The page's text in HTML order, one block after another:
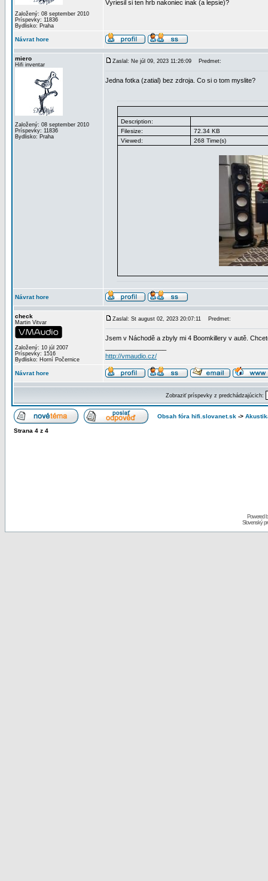
Založený: 08 september 2010
Príspevky: 11836
Bydlisko: Praha
Vyriesil si ten hrb nakoniec inak (a lepsie)?
Návrat hore
miero
Hifi inventar
Založený: 08 september 2010
Príspevky: 11836
Bydlisko: Praha
Zaslal: Ne júl 09, 2023 11:26:09 Predmet:
Jedna fotka (zatial) bez zdroja. Co si o tom myslite?
Description:
Filesize:
72.34 KB
Viewed:
268 Time(s)
Návrat hore
check
Martin Vitvar
Založený: 10 júl 2007
Príspevky: 1516
Bydlisko: Horní Počernice
Zaslal: St august 02, 2023 20:07:11 Predmet:
Jsem v Náchodě a zbyly mi 4 Boomkillery v autě.
http://vmaudio.cz/
Návrat hore
Zobraziť príspevky z predchádzajúcich:
Obsah fóra hifi.slovanet.sk ->
Strana 4 z 4
Powered
Slovenský